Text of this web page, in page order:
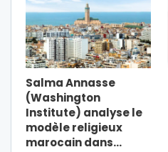
Salma Annasse
(Washington
Institute) analyse le
modèle religieux
marocain dans…